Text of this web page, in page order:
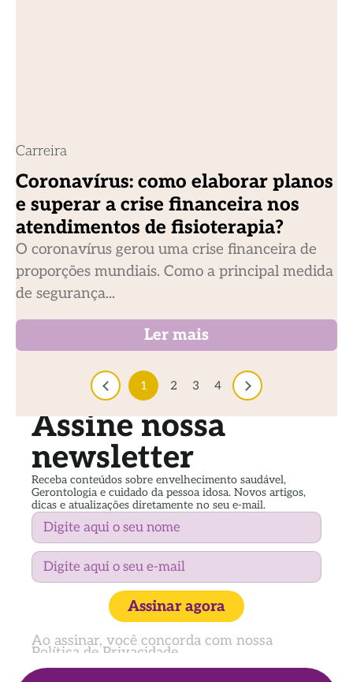
Carreira
Coronavírus: como elaborar planos
e superar a crise financeira nos
atendimentos de fisioterapia?
O coronavírus gerou uma crise financeira de
proporções mundiais. Como a principal medida
de segurança...
Ler mais
1 2 3 4
Assine nossa
newsletter
Receba conteúdos sobre envelhecimento saudável,
Gerontologia e cuidado da pessoa idosa. Novos artigos,
dicas e atualizações diretamente no seu e-mail.
Assinar agora
Ao assinar, você concorda com nossa
Política de Privacidade